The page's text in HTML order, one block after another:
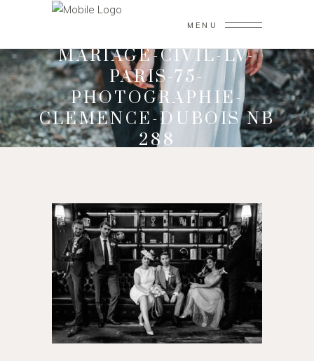
MENU
MARIAGE-CIVIL-LV-
PARIS-75-
PHOTOGRAPHIE-
CLEMENCE-DUBOIS NB
288